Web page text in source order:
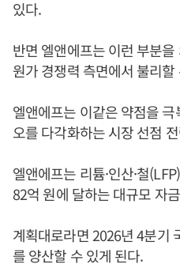
있다.
반면 엘앤에프는 이런 부분
원가 경쟁력 측면에서 불리할
엘앤에프는 이같은 약점을
오를 다각화하는 시장 선점
엘앤에프는 리튬·인산·철
82억 원에 달하는 대규모 자
계획대로라면 2026년 4분기
를 양산할 수 있게 된다.